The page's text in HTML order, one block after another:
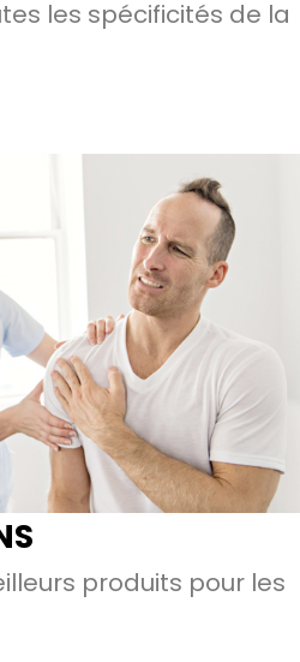
les spécificités de la
produits pour les